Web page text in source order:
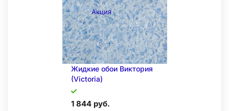
Акция
Жидкие обои Виктория
(Victoria)
1 844 руб.